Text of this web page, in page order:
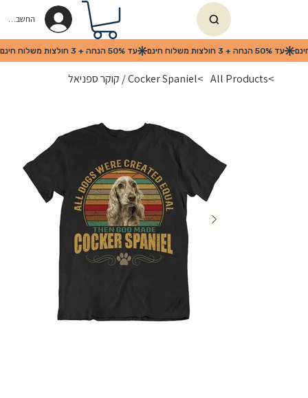
החשבון שלי
>
All Products
>Cocker Spaniel / קוקר ספניאל